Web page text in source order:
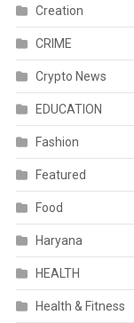
Creation
CRIME
Crypto News
EDUCATION
Fashion
Featured
Food
Haryana
HEALTH
Health & Fitness